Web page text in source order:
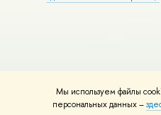
Мы используем файлы
персональных данных –
© НИУ ВШЭ 1993–2026
Шрифты HSE Sans и HSE